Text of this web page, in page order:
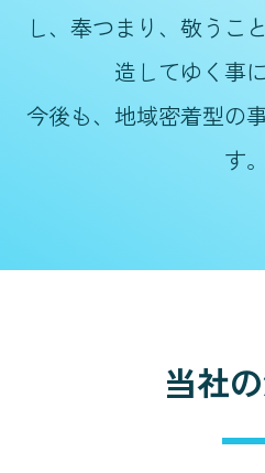
し、奉つまり、敬うこ
造してゆく事
今後も、地域密着型の
す。
当社